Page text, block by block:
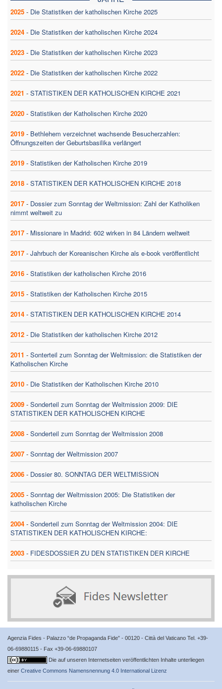
2025 - Die Statistiken der katholischen Kirche 2025
2024 - Die Statistiken der katholischen Kirche 2024
2023 - Die Statistiken der katholischen Kirche 2023
2022 - Die Statistiken der katholischen Kirche 2022
2021 - STATISTIKEN DER KATHOLISCHEN KIRCHE 2021
2020 - Statistiken der Katholischen Kirche 2020
2019 - Bethlehem verzeichnet wachsende Besucherzahlen:
Öffnungszeiten der Geburtsbasilika verlängert
2019 - Statistiken der Katholischen Kirche 2019
2018 - STATISTIKEN DER KATHOLISCHEN KIRCHE 2018
2017 - Dossier zum Sonntag der Weltmission: Zahl der Katholiken
nimmt weltweit zu
2017 - Missionare in Madrid: 602 wirken in 84 Ländern weltweit
2017 - Jahrbuch der Koreanischen Kirche als e-book veröffentlicht
2016 - Statistiken der katholischen Kirche 2016
2015 - Statistiken der Katholischen Kirche 2015
2014 - STATISTIKEN DER KATHOLISCHEN KIRCHE 2014
2012 - Die Statistiken der katholischen Kirche 2012
2011 - Sonterteil zum Sonntag der Weltmission: die Statistiken der
Katholischen Kirche
2010 - Die Statistiken der Katholischen Kirche 2010
2009 - Sonderteil zum Sonntag der Weltmission 2009: DIE
STATISTIKEN DER KATHOLISCHEN KIRCHE
2008 - Sonderteil zum Sonntag der Weltmission 2008
2007 - Sonntag der Weltmission 2007
2006 - Dossier 80. SONNTAG DER WELTMISSION
2005 - Sonntag der Weltmission 2005: Die Statistiken der
katholischen Kirche
2004 - Sonderteil zum Sonntag der Weltmission 2004: DIE
STATISTIKEN DER KATHOLISCHEN KIRCHE:
2003 - FIDESDOSSIER ZU DEN STATISTIKEN DER KIRCHE
Agenzia Fides - Palazzo “de Propaganda Fide” - 00120 - Città del Vaticano Tel. +39-
06-69880115 - Fax +39-06-69880107
Die auf unseren Internetseiten veröffentlichten Inhalte unterliegen
einer Creative Commons Namensnennung 4.0 International Lizenz